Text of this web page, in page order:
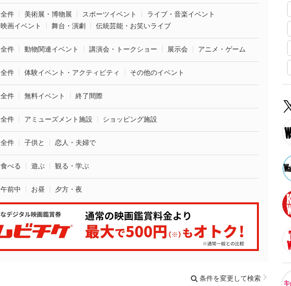
全件 美術展・博物展 スポーツイベント
ライブ・音楽イベント
映画イベント
舞台・演劇 伝統芸能・お笑いライブ
全件 動物関連イベント 講演会・トークショー 展示会 アニメ・ゲーム
全件 体験イベント・アクティビティ その他のイベント
全件 無料イベント 終了間際
全件 アミューズメント施設 ショッピング施設
全件 子供と 恋人・夫婦で
食べる 遊ぶ 観る・学ぶ
午前中 お昼 夕方・夜
条件を変更して検索